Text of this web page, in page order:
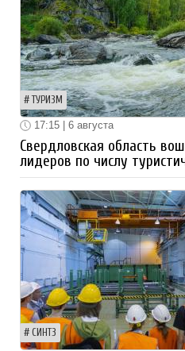
ТУРИЗМ
17:15 | 6 августа
Свердловская область
лидеров по числу
СИНТЗ